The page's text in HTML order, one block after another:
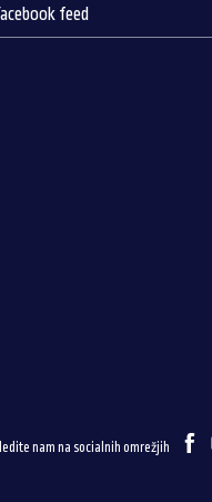
feed
nam na socialnih omrežjih